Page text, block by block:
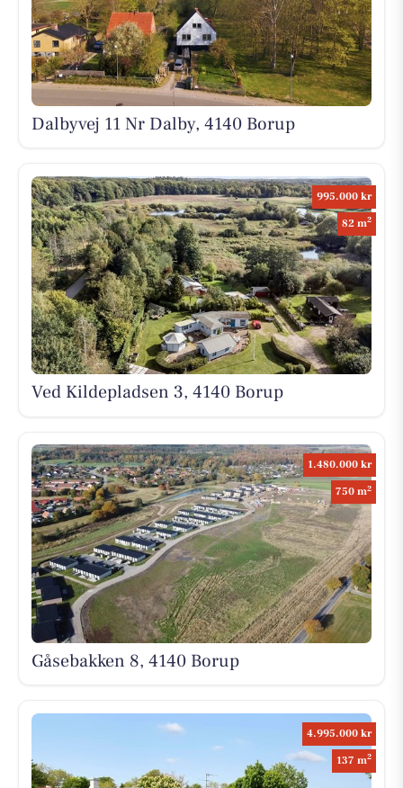
Dalbyvej 11 Nr Dalby, 4140 Borup
995.000 kr
82 m2
Ved Kildepladsen 3, 4140 Borup
1.480.000 kr
750 m2
Gåsebakken 8, 4140 Borup
4.995.000 kr
137 m2